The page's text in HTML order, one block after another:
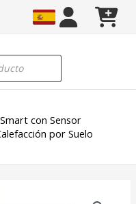
con Sensor
por Suelo